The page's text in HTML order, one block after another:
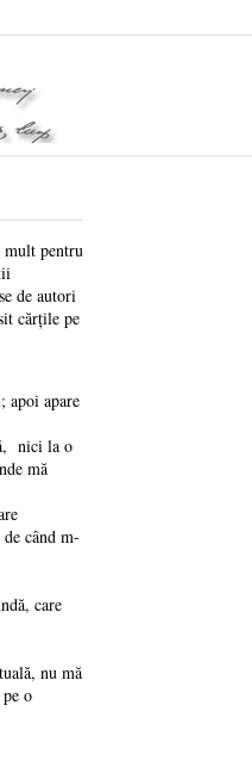
mult pentru
de autori
cărțile pe
apoi apare
nici la o
mă
când m-
care
nu mă
o